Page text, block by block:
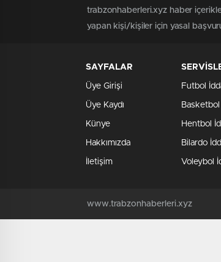
trabzonhaberleri.xyz haber
yapan kişi/kişiler için yasal
SAYFALAR
Üye Girişi
Üye Kaydı
Künye
Hakkımızda
İletişim
Futbol
Basketbol
Hentbol
Bilardo
Voleybol
www.trabzonhaberleri.xyz